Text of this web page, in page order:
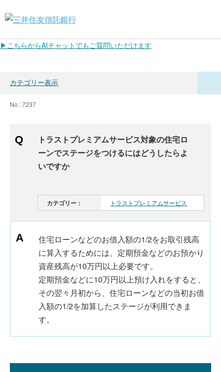
▶こちらからAIチャットでもご質問いただけます
カテゴリー表示
No : 7237
トラストプレミアムサービス対象の住宅ロ
ーンでステージをつけるにはどうしたらよ
いですか
カテゴリー： トラストプレミアムサービス
住宅ローンなどのお借入額の1/2をお取引残高
に算入するためには、定期預金などのお預かり
資産残高が10万円以上必要です。
定期預金などに10万円以上預け入れをすると、
その翌々月初から、住宅ローンなどの当初お借
入額の1/2を加算したステージが利用できま
す。